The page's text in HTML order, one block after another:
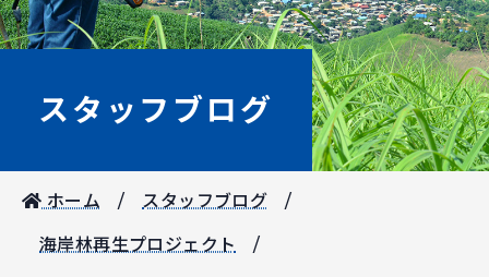
スタッフブログ
ホーム スタッフブログ
海岸林再生プロジェクト